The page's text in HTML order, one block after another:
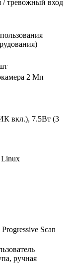
/ тревожный вход
2 Мп
вкл.), 7.5Вт (3
Linux
Scan
ручная